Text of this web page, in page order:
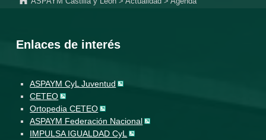
Enlaces de interés
ASPAYM CyL Juventud
CETEO
Ortopedia CETEO
ASPAYM Federación Nacional
IMPULSA IGUALDAD CyL